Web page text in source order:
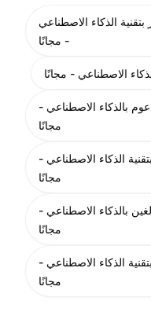
الذكاء الاصطناعي
- مجانًا
الاصطناعي - مجانًا
بالذكاء الاصطناعي -
مجانًا
الذكاء الاصطناعي -
مجانًا
بالذكاء الاصطناعي -
مجانًا
الذكاء الاصطناعي -
مجانًا